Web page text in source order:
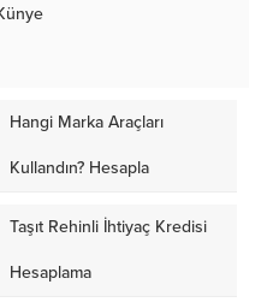
Hangi Marka Araçları
Kullandın? Hesapla
Taşıt Rehinli İhtiyaç Kredisi
Hesaplama